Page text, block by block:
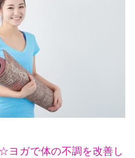
ヨガで体の不調を改善し